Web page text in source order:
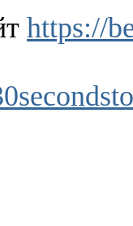
https://